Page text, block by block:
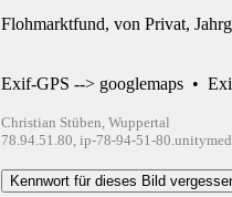
Flohmarktfund, von Privat,
Exif-GPS --> googlemaps •
Christian Stüben, Wuppertal
78.94.51.80, ip-78-94-51-